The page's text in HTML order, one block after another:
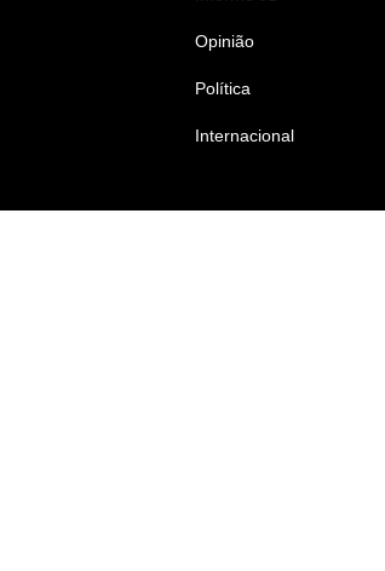
Opinião
Política
Internacional